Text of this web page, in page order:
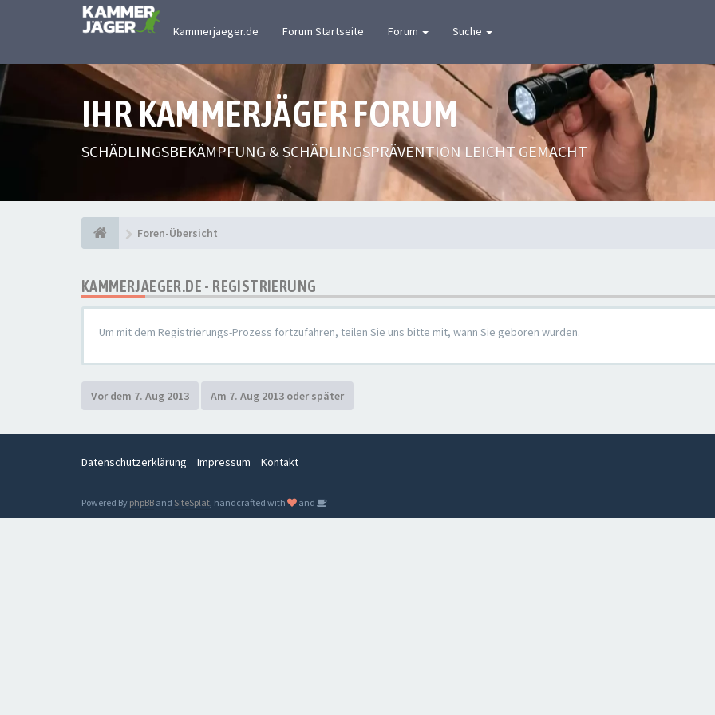
Kammerjaeger.de Forum Startseite Forum Suche
IHR KAMMERJÄGER FORUM
SCHÄDLINGSBEKÄMPFUNG & SCHÄDLINGSPRÄVENTION LEICHT GEMACHT
Foren-Übersicht
KAMMERJAEGER.DE - REGISTRIERUNG
Um mit dem Registrierungs-Prozess fortzufahren, teilen Sie uns bitte mit, wann Sie geboren wurden.
Datenschutzerklärung Impressum Kontakt
Powered By phpBB and SiteSplat, handcrafted with and